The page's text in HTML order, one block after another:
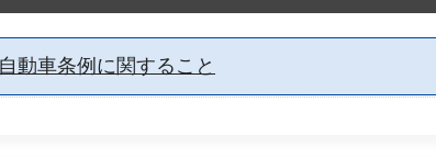
動車条例に関すること